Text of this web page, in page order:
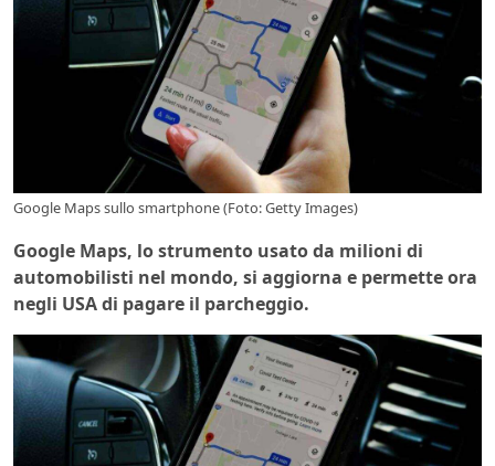
Google Maps sullo smartphone (Foto: Getty Images)
Google Maps, lo strumento usato da milioni di
automobilisti nel mondo, si aggiorna e permette ora
negli USA di pagare il parcheggio.